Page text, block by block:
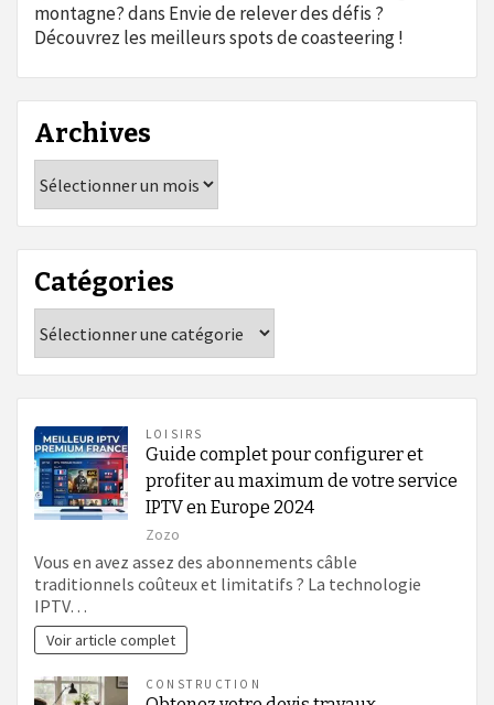
montagne?dans Envie de relever des défis ?
Découvrez les meilleurs spots de coasteering !
Archives
Catégories
LOISIRS
Guide complet pour configurer et
profiter au maximum de votre service
IPTV en Europe 2024
Zozo
Vous en avez assez des abonnements câble
traditionnels coûteux et limitatifs ? La technologie
IPTV…
Voir article complet
CONSTRUCTION